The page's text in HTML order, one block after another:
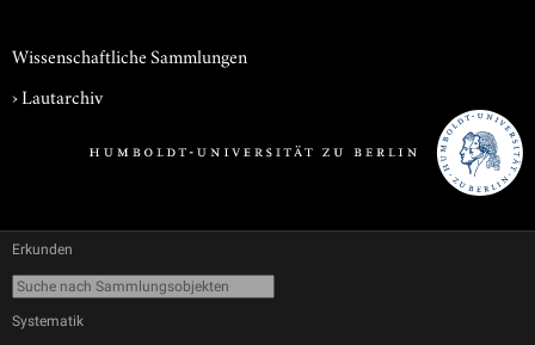
Wissenschaftliche Sammlungen
›Lautarchiv
Erkunden
Systematik